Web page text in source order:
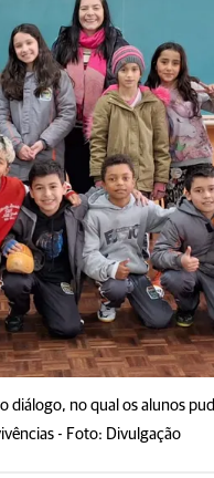
no qual os alunos
- Foto: Divulgação